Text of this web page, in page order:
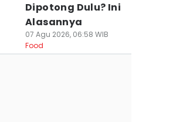
Dipotong Dulu? Ini
Alasannya
07 Agu 2026, 06:58 WIB
Food